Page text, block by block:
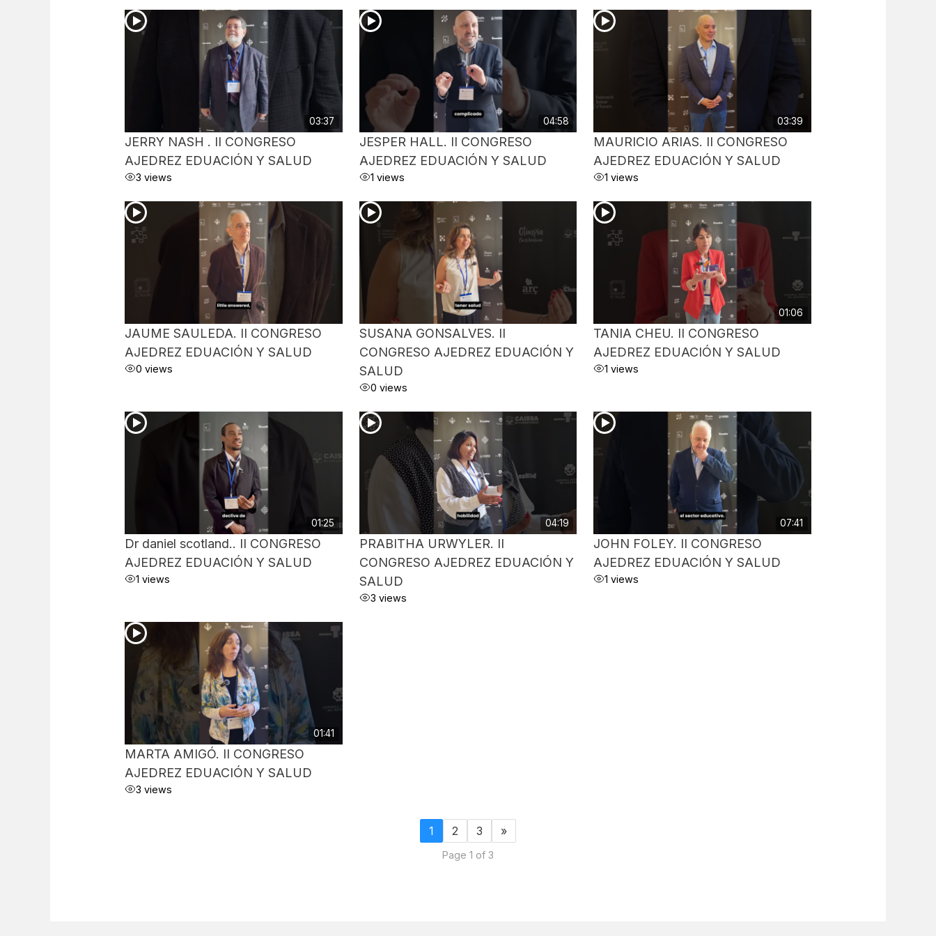
03:37
JERRY NASH . II CONGRESO
AJEDREZ EDUACIÓN Y SALUD
3 views
04:58
JESPER HALL. II CONGRESO
AJEDREZ EDUACIÓN Y SALUD
1 views
03:39
MAURICIO ARIAS. II CONGRESO
AJEDREZ EDUACIÓN Y SALUD
1 views
JAUME SAULEDA. II CONGRESO
AJEDREZ EDUACIÓN Y SALUD
0 views
SUSANA GONSALVES. II
CONGRESO AJEDREZ EDUACIÓN Y
SALUD
0 views
01:06
TANIA CHEU. II CONGRESO
AJEDREZ EDUACIÓN Y SALUD
1 views
01:25
Dr daniel scotland.. II CONGRESO
AJEDREZ EDUACIÓN Y SALUD
1 views
04:19
PRABITHA URWYLER. II
CONGRESO AJEDREZ EDUACIÓN Y
SALUD
3 views
07:41
JOHN FOLEY. II CONGRESO
AJEDREZ EDUACIÓN Y SALUD
1 views
01:41
MARTA AMIGÓ. II CONGRESO
AJEDREZ EDUACIÓN Y SALUD
3 views
1 2 3 »
Page 1 of 3